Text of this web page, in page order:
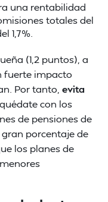
una rentabilidad
totales del
1,7%.
(1,2 puntos), a
fuerte impacto
Por tanto, evita
con los
de pensiones de
porcentaje de
los planes de